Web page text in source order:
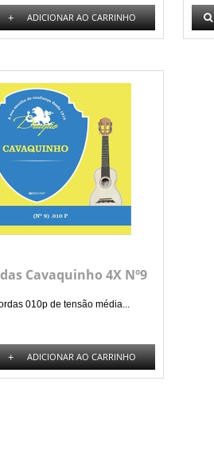
+ ADICIONAR AO CARRINHO
Cavaquinho 4X Nº9
010p de tensão média...
+ ADICIONAR AO CARRINHO